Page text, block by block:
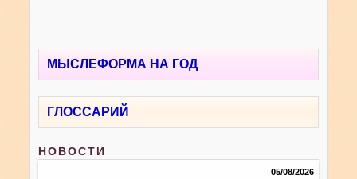
МЫСЛЕФОРМА НА ГОД
ГЛОССАРИЙ
НОВОСТИ
05/08/2026